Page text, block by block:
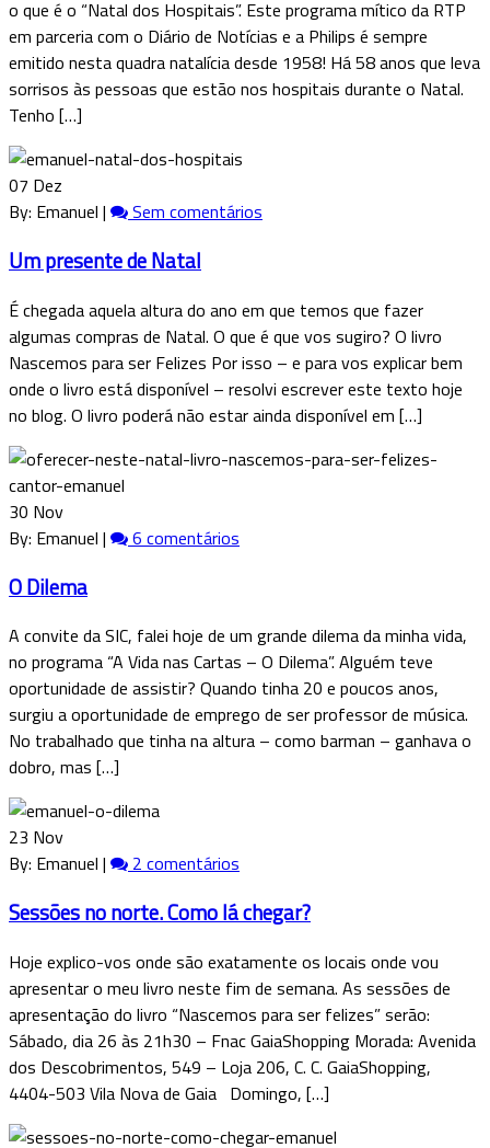
o que é o “Natal dos Hospitais”. Este programa mítico da RTP
em parceria com o Diário de Notícias e a Philips é sempre
emitido nesta quadra natalícia desde 1958! Há 58 anos que leva
sorrisos às pessoas que estão nos hospitais durante o Natal.
Tenho […]
07 Dez
By: Emanuel |
Sem comentários
Um presente de Natal
É chegada aquela altura do ano em que temos que fazer
algumas compras de Natal. O que é que vos sugiro? O livro
Nascemos para ser Felizes Por isso – e para vos explicar bem
onde o livro está disponível – resolvi escrever este texto hoje
no blog. O livro poderá não estar ainda disponível em […]
30 Nov
By: Emanuel |
6 comentários
O Dilema
A convite da SIC, falei hoje de um grande dilema da minha vida,
no programa “A Vida nas Cartas – O Dilema”. Alguém teve
oportunidade de assistir? Quando tinha 20 e poucos anos,
surgiu a oportunidade de emprego de ser professor de música.
No trabalhado que tinha na altura – como barman – ganhava o
dobro, mas […]
23 Nov
By: Emanuel |
2 comentários
Sessões no norte. Como lá chegar?
Hoje explico-vos onde são exatamente os locais onde vou
apresentar o meu livro neste fim de semana. As sessões de
apresentação do livro “Nascemos para ser felizes” serão:
Sábado, dia 26 às 21h30 – Fnac GaiaShopping Morada: Avenida
dos Descobrimentos, 549 – Loja 206, C. C. GaiaShopping,
4404-503 Vila Nova de Gaia Domingo, […]